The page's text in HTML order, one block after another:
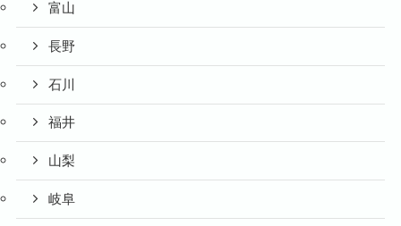
富山
長野
石川
福井
山梨
岐阜